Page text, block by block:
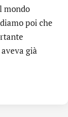
mondo
poi che
già